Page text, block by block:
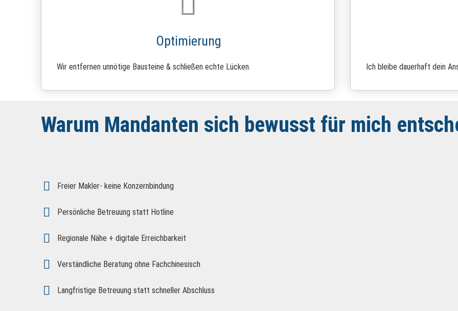
Optimierung
Wir entfernen unnötige Bausteine & schließen echte Lücken. Ich bleibe dauerhaft dein
Warum Mandanten sich bewusst für mich
Freier Makler- keine Konzernbindung
Persönliche Betreuung statt Hotline
Regionale Nähe + digitale Erreichbarkeit
Verständliche Beratung ohne Fachchinesisch
Langfristige Betreuung statt schneller Abschluss